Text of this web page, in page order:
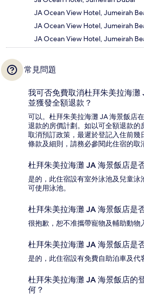
JA Ocean View Hotel, Jumeirah
JA Ocean View Hotel, Jumeirah
JA Ocean View Hotel, Jumeirah
常見問題
我可否免費取消杜拜朱美拉海灘
並獲發全額退款？
可以。杜拜朱美拉海灘 JA 海景飯店
退款的房價計劃。如以可全額退款的
取消預訂政策，最遲於登記入住前幾
條款及細則，請務必參閱此住宿的取
杜拜朱美拉海灘 JA 海景飯店是
是的，此住宿設有室外泳池及兒童泳
可使用泳池。
杜拜朱美拉海灘 JA 海景飯店是
很抱歉，恕不准攜帶寵物及輔助動物
杜拜朱美拉海灘 JA 海景飯店是
是的，此住宿設有免費自助泊車及代
杜拜朱美拉海灘 JA 海景飯店的
何？